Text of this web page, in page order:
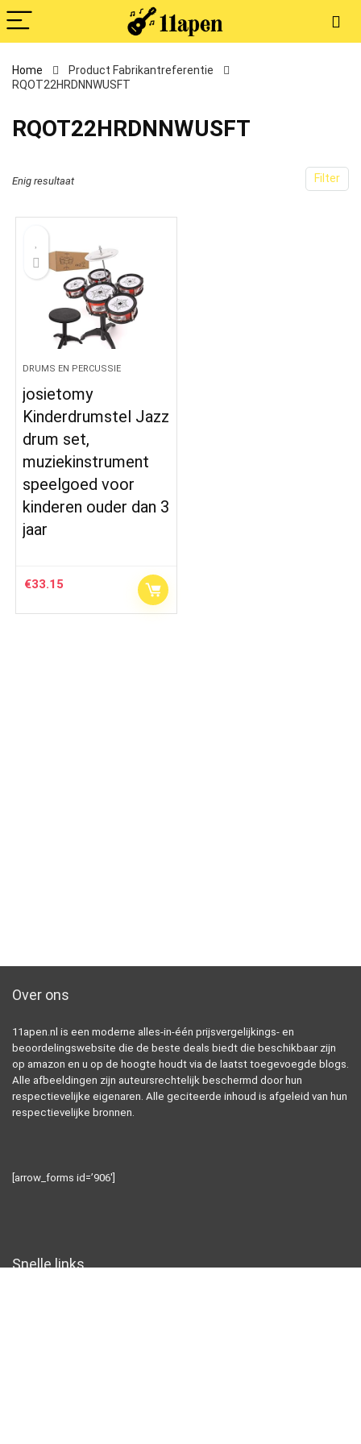
Home
Product Fabrikantreferentie
RQOT22HRDNNWUSFT
RQOT22HRDNNWUSFT
Filter
Enig resultaat
DRUMS EN PERCUSSIE
josietomy
Kinderdrumstel Jazz
drum set,
muziekinstrument
speelgoed voor
kinderen ouder dan 3
jaar
€33.15
Over ons
11apen.nl is een moderne alles-in-één prijsvergelijkings- en
beoordelingswebsite die de beste deals biedt die beschikbaar zijn
op amazon en u op de hoogte houdt via de laatst toegevoegde blogs.
Alle afbeeldingen zijn auteursrechtelijk beschermd door hun
respectievelijke eigenaren. Alle geciteerde inhoud is afgeleid van hun
respectievelijke bronnen.
[arrow_forms id=’906′]
Snelle links